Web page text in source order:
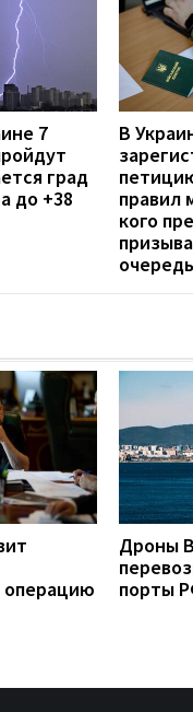
7
град
до +38
В
правил
кого
очередь
Дроны
порты